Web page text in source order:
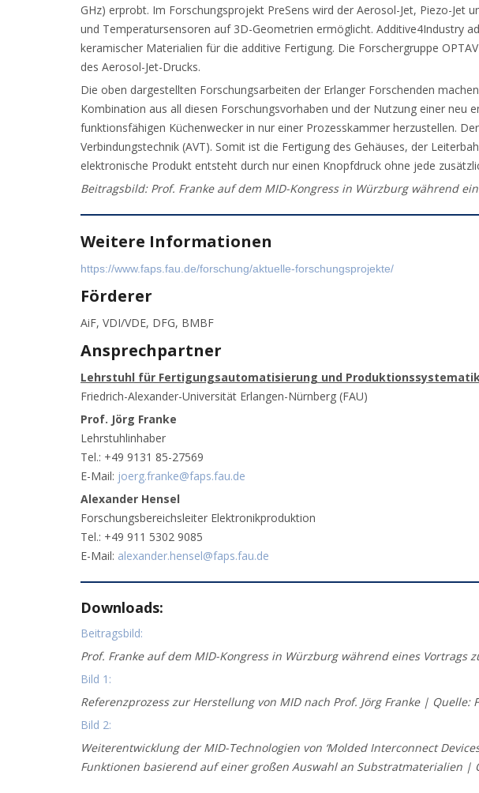
GHz) erprobt. Im Forschungsprojekt PreSens wird der Aerosol-Jet, Piezo-
und Temperatursensoren auf 3D-Geometrien ermöglicht. Additive4Industry
keramischer Materialien für die additive Fertigung. Die Forschergruppe
des Aerosol-Jet-Drucks.
Die oben dargestellten Forschungsarbeiten der Erlanger Forschenden
Kombination aus all diesen Forschungsvorhaben und der Nutzung einer
funktionsfähigen Küchenwecker in nur einer Prozesskammer herzustellen.
Verbindungstechnik (AVT). Somit ist die Fertigung des Gehäuses, der
elektronische Produkt entsteht durch nur einen Knopfdruck ohne jede
Beitragsbild: Prof. Franke auf dem MID-Kongress in Würzburg während
Weitere Informationen
https://www.faps.fau.de/forschung/aktuelle-forschungsprojekte/
Förderer
AiF, VDI/VDE, DFG, BMBF
Ansprechpartner
Lehrstuhl für Fertigungsautomatisierung und Produktionssystematik
Friedrich-Alexander-Universität Erlangen-Nürnberg (FAU)
Prof. Jörg Franke
Lehrstuhlinhaber
Tel.: +49 9131 85-27569
E-Mail: joerg.franke@faps.fau.de
Alexander Hensel
Forschungsbereichsleiter Elektronikproduktion
Tel.: +49 911 5302 9085
E-Mail: alexander.hensel@faps.fau.de
Downloads:
Beitragsbild:
Prof. Franke auf dem MID-Kongress in Würzburg während eines Vortrags
Bild 1:
Referenzprozess zur Herstellung von MID nach Prof. Jörg Franke | Quelle:
Bild 2:
Weiterentwicklung der MID-Technologien von ‘Molded Interconnect
Funktionen basierend auf einer großen Auswahl an Substratmaterialien |